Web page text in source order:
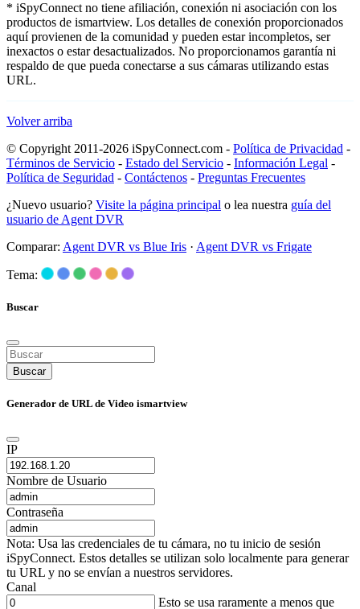
* iSpyConnect no tiene afiliación, conexión ni asociación con los
productos de ismartview. Los detalles de conexión proporcionados
aquí provienen de la comunidad y pueden estar incompletos, ser
inexactos o estar desactualizados. No proporcionamos garantía ni
respaldo de que pueda conectarse a sus cámaras utilizando estas
URL.
Volver arriba
© Copyright 2011-2026 iSpyConnect.com - Política de Privacidad -
Términos de Servicio - Estado del Servicio - Información Legal -
Política de Seguridad - Contáctenos - Preguntas Frecuentes
¿Nuevo usuario? Visite la página principal o lea nuestra guía del
usuario de Agent DVR
Comparar: Agent DVR vs Blue Iris · Agent DVR vs Frigate
Tema:
Buscar
Buscar
Generador de URL de Video ismartview
IP
Nombre de Usuario
Contraseña
Nota: Usa las credenciales de tu cámara, no tu inicio de sesión
iSpyConnect. Estos detalles se utilizan solo localmente para generar
tu URL y no se envían a nuestros servidores.
Canal
Esto se usa raramente a menos que